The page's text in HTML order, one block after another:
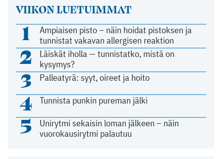
VIIKON LUETUIMMAT
1
Ampiaisen pisto – näin hoidat pistoksen ja
tunnistat vakavan allergisen reaktion
2
Läiskät iholla — tunnistatko, mistä on
kysymys?
3 Palleatyrä: syyt, oireet ja hoito
4 Tunnista punkin pureman jälki
5
Unirytmi sekaisin loman jälkeen – näin
vuorokausirytmi palautuu